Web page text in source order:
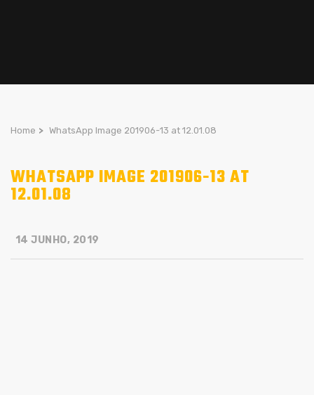
Home > WhatsApp Image 201906-13 at 12.01.08
WHATSAPP IMAGE 201906-13 AT
12.01.08
14 JUNHO, 2019